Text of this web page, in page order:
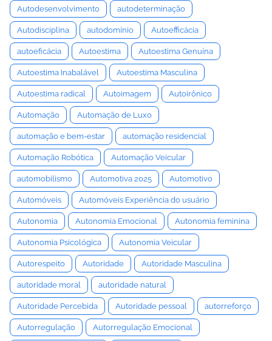
Autodesenvolvimento autodeterminação
Autodisciplina autodomínio Autoefficácia
autoeficácia Autoestima Autoestima Genuína
Autoestima Inabalável Autoestima Masculina
Autoestima radical Autoimagem Autoirônico
Automação Automação de Luxo
automação e bem-estar automação residencial
Automação Robótica Automação Veicular
automobilismo Automotiva 2025 Automotivo
Automóveis Automóveis Experiência do usuário
Autonomia Autonomia Emocional Autonomia feminina
Autonomia Psicológica Autonomia Veicular
Autorespeito Autoridade Autoridade Masculina
autoridade moral autoridade natural
Autoridade Percebida Autoridade pessoal autorreforço
Autorregulação Autorregulação Emocional